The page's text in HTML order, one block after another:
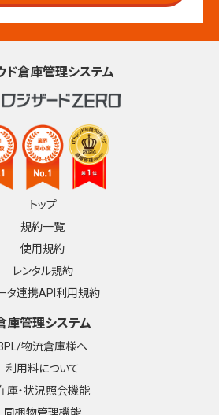
ド倉庫管理システム
トップ
規約一覧
使用規約
レンタル規約
タ連携API利用規約
庫管理システム
物流倉庫様へ
利用料について
庫・状況照会機能
同梱物管理機能